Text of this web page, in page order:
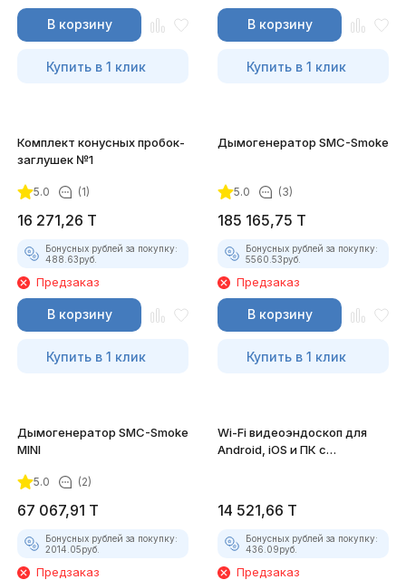
В корзину
Купить в 1 клик
В корзину
Купить в 1 клик
Комплект конусных пробок-
заглушек №1
5.0 (1)
16 271,26 T
Бонусных рублей за покупку:
488.63руб.
Предзаказ
В корзину
Купить в 1 клик
Дымогенератор SMC-Smoke
5.0 (3)
185 165,75 T
Бонусных рублей за покупку:
5560.53руб.
Предзаказ
В корзину
Купить в 1 клик
Дымогенератор SMC-Smoke
MINI
5.0 (2)
67 067,91 T
Бонусных рублей за покупку:
2014.05руб.
Предзаказ
Wi-Fi видеоэндоскоп для
Android, iOS и ПК с
14 521,66 T
Бонусных рублей за покупку:
436.09руб.
Предзаказ